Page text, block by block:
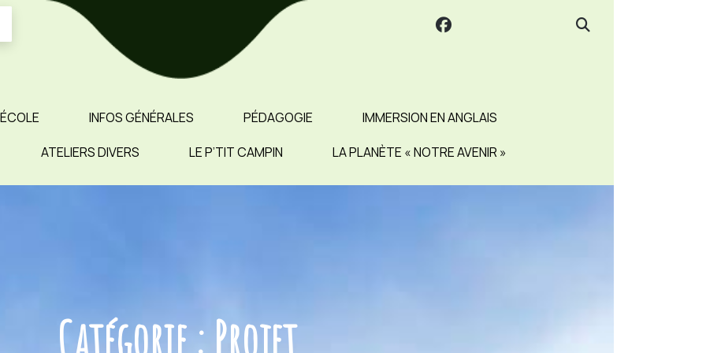
INFOS GÉNÉRALES PÉDAGOGIE
IMMERSION EN ANGLAIS
ATELIERS DIVERS LE P’TIT CAMPIN LA PLANÈTE « NOTRE AVENIR »
Catégorie : Projet